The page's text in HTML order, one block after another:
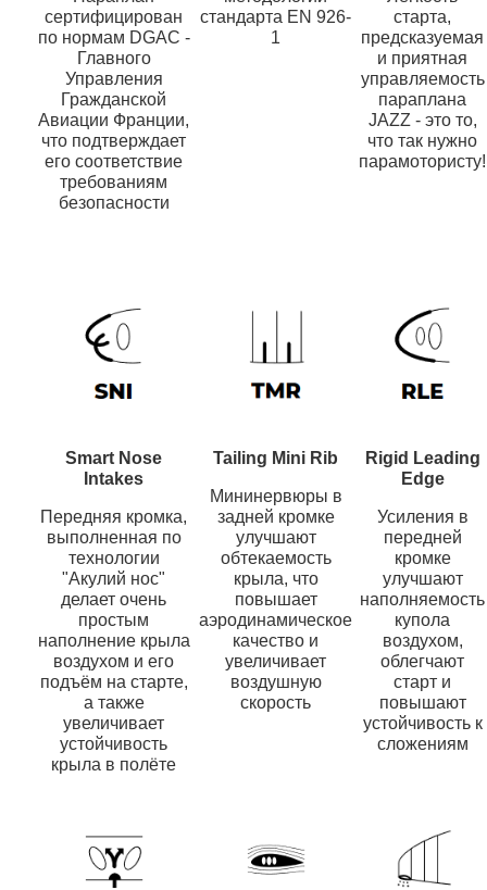
сертифицирован
по нормам DGAC -
Главного
Управления
Гражданской
Авиации Франции,
что подтверждает
его соответствие
требованиям
безопасности
стандарта EN 926-
1
старта,
предсказуемая
и приятная
управляемость
параплана
JAZZ - это то,
что так нужно
парамотористу!
Smart Nose
Intakes
Передняя кромка,
выполненная по
технологии
"Акулий нос"
делает очень
простым
наполнение крыла
воздухом и его
подъём на старте,
а также
увеличивает
устойчивость
крыла в полёте
Tailing Mini Rib
Мининервюры в
задней кромке
улучшают
обтекаемость
крыла, что
повышает
аэродинамическое
качество и
увеличивает
воздушную
скорость
Rigid Leading
Edge
Усиления в
передней
кромке
улучшают
наполняемость
купола
воздухом,
облегчают
старт и
повышают
устойчивость к
сложениям